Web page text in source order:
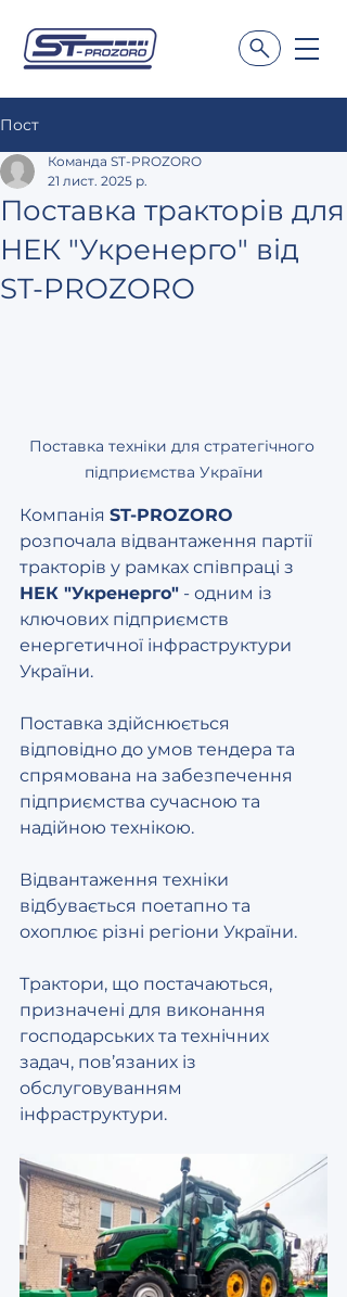
Пост
Поставка тракторів для
НЕК "Укренерго" від
ST-PROZORO
Команда ST-PROZORO
21 лист. 2025 р.
Поставка техніки для стратегічного
підприємства України
Компанія ST-PROZORO
розпочала відвантаження партії
тракторів у рамках співпраці з
НЕК "Укренерго" - одним із
ключових підприємств
енергетичної інфраструктури
України.
Поставка здійснюється
відповідно до умов тендера та
спрямована на забезпечення
підприємства сучасною та
надійною технікою.
Відвантаження техніки
відбувається поетапно та
охоплює різні регіони України.
Трактори, що постачаються,
призначені для виконання
господарських та технічних
задач, пов’язаних із
обслуговуванням
інфраструктури.